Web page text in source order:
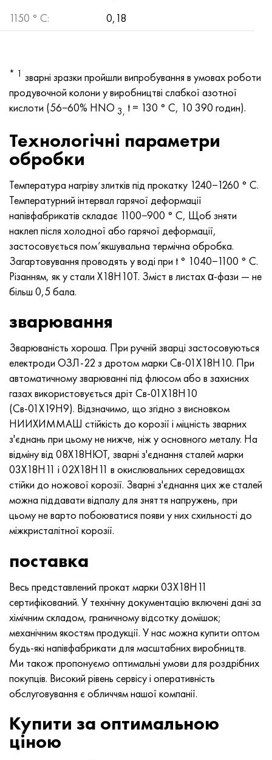
1150 ° С:
0,18
* 1 зварні зразки пройшли випробування в умовах роботи
продувочной колони у виробництві слабкої азотної
кислоти (56−60% HNO 3, t = 130 ° С, 10 390 годин).
Технологічні параметри
обробки
Температура нагріву злитків під прокатку 1240−1260 ° С.
Температурний інтервал гарячої деформації
напівфабрикатів складає 1100−900 ° С, Щоб зняти
наклеп після холодної або гарячої деформації,
застосовується пом’якшувальна термічна обробка.
Загартовування проводять у воді при t ° 1040−1100 ° С.
Різанням, як у стали Х18Н10Т. Зміст в листах α-фази — не
більш 0,5 бала.
зварювання
Зварюваність хороша. При ручній зварці застосовуються
електроди ОЗЛ-22 з дротом марки Св-01Х18Н10. При
автоматичному зварюванні під флюсом або в захисних
газах використовується дріт Св-01X18Н10
(Св-01Х19Н9). Відзначимо, що згідно з висновком
НИИХИММАШ стійкість до корозії і міцність зварних
з'єднань при цьому не нижче, ніж у основного металу. На
відміну від 08X18НЮТ, зварні з'єднання сталей марки
03Х18Н11 і 02Х18Н11 в окислювальних середовищах
стійки до ножової корозії. Зварні з'єднання цих же сталей
можна піддавати відпалу для зняття напружень, при
цьому не варто побоюватися появи у них схильності до
міжкристалітної корозії.
поставка
Весь представлений прокат марки 03Х18Н11
сертифікований. У технічну документацію включені дані за
хімічним складом, граничному відсотку домішок;
механічним якостям продукції. У нас можна купити оптом
будь-які напівфабрикати для масштабних виробництв.
Ми також пропонуємо оптимальні умови для роздрібних
покупців. Високий рівень сервісу і оперативність
обслуговування є обличчям нашої компанії.
Купити за оптимальною
ціною